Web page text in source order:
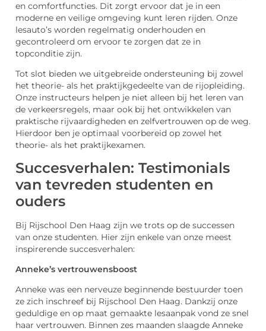
en comfortfuncties. Dit zorgt ervoor dat je in een
moderne en veilige omgeving kunt leren rijden. Onze
lesauto’s worden regelmatig onderhouden en
gecontroleerd om ervoor te zorgen dat ze in
topconditie zijn.
Tot slot bieden we uitgebreide ondersteuning bij zowel
het theorie- als het praktijkgedeelte van de rijopleiding.
Onze instructeurs helpen je niet alleen bij het leren van
de verkeersregels, maar ook bij het ontwikkelen van
praktische rijvaardigheden en zelfvertrouwen op de weg.
Hierdoor ben je optimaal voorbereid op zowel het
theorie- als het praktijkexamen.
Succesverhalen: Testimonials
van tevreden studenten en
ouders
Bij Rijschool Den Haag zijn we trots op de successen
van onze studenten. Hier zijn enkele van onze meest
inspirerende succesverhalen:
Anneke’s vertrouwensboost
Anneke was een nerveuze beginnende bestuurder toen
ze zich inschreef bij Rijschool Den Haag. Dankzij onze
geduldige en op maat gemaakte lesaanpak vond ze snel
haar vertrouwen. Binnen zes maanden slaagde Anneke